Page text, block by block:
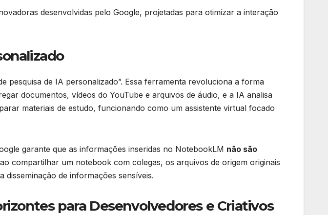
desenvolvidas pelo Google, projetadas para otimizar a interação
pesquisa de IA personalizado”. Essa ferramenta revoluciona a forma
documentos, vídeos do YouTube e arquivos de áudio, e a IA analisa
materiais de estudo, funcionando como um assistente virtual focado
garante que as informações inseridas no NotebookLM não são
compartilhar um notebook com colegas, os arquivos de origem originais
de informações sensíveis.
para Desenvolvedores e Criativos